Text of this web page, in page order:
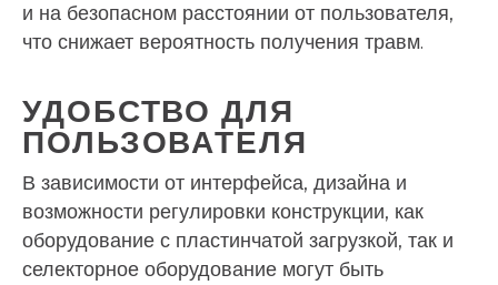
и на безопасном расстоянии от пользователя,
что снижает вероятность получения травм.
УДОБСТВО ДЛЯ
ПОЛЬЗОВАТЕЛЯ
В зависимости от интерфейса, дизайна и
возможности регулировки конструкции, как
оборудование с пластинчатой загрузкой, так и
селекторное оборудование могут быть